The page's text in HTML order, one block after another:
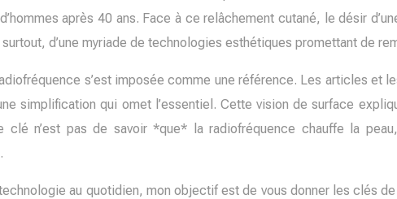
après 40 ans. Face à ce relâchement cutané, le désir
d’une myriade de technologies esthétiques promettant de
s’est imposée comme une référence. Les articles et
simplification qui omet l’essentiel. Cette vision de surface
clé n’est pas de savoir *que* la radiofréquence chauffe la
au quotidien, mon objectif est de vous donner les clés